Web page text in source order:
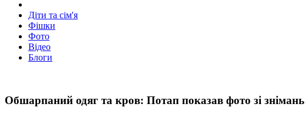
Діти та сім'я
Фішки
Фото
Відео
Блоги
Обшарпаний одяг та кров: Потап показав фото зі знімань